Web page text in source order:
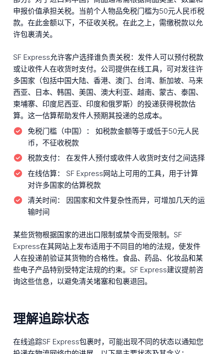
申报价值承担关税。当前个人物品免税门槛为50元人民币税
款。在此金额以下，不征收关税。在此之上，需缴税款以允
许包裹清关。
SF Express允许客户选择谁负责关税：发件人可以预付税款
或让收件人在收货时支付。公司提供在线工具，可对发往许
多国家（包括中国大陆、香港、澳门、台湾、新加坡、马来
西亚、日本、韩国、美国、澳大利亚、越南、蒙古、泰国、
柬埔寨、印度尼西亚、印度和俄罗斯）的投递获得税款估
算。这一估算帮助发件人预期其投递的总成本。
免税门槛（中国）：
如税款金额等于或低于50元人民
币，不征收税款
税款支付：
在发件人预付或收件人收货时支付之间选择
在线估算：
SF Express网站上可用的工具，用于计算
对许多国家的估算税款
清关时间：
因国家和文件复杂性而异，可增加几天的运
输时间
某些货物根据国家的进出口限制或禁令而受限制。SF
Express在其网站上发布适用于不同目的地的法规，使发件
人在投递前验证其货物的合格性。食品、药品、化妆品和某
些电子产品特别受特定法规的约束。SF Express建议提前咨
询这些信息，以避免清关堵塞和包裹退回。
理解追踪状态
在线追踪SF Express包裹时，可能出现不同的状态以通知您